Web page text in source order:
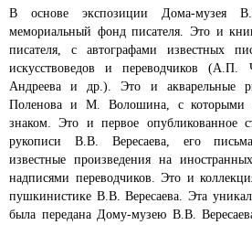
В основе экспозиции Дома-музея
мемориальный фонд писателя. Это и
писателя, с автографами известных
искусствоведов и переводчиков
Андреева и др.). Это и акварельные
Поленова и М. Волошина, с которыми
знаком. Это и первое опубликованное
рукописи В.В. Вересаева, его
известные произведения на
надписями переводчиков. Это и
пушкинистике В.В. Вересаева. Эта
была передана Дому-музею В.В.